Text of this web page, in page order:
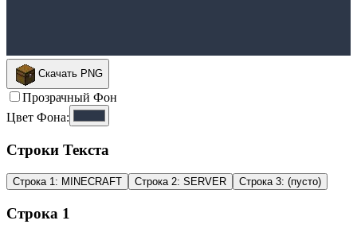
Скачать PNG
Прозрачный Фон
Цвет Фона:
Строки Текста
Строка 1: MINECRAFT Строка 2: SERVER Строка 3: (пусто)
Строка 1